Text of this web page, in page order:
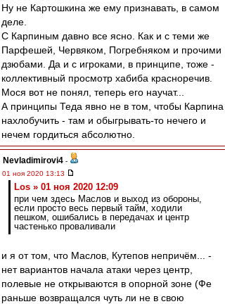
Ну не Картошкина же ему признавать, в самом
деле.
С Карпиным давно все ясно. Как и с теми же
Парфешей, Червяком, Погребняком и прочими
дзюбами. Да и с игроками, в принципе, тоже -
коллективный просмотр хабиба красноречив.
Мося вот не понял, теперь его научат...
А принципы Теда явно не в том, чтобы Карпина
нахлобучить - там и обыгрывать-то нечего и
нечем гордиться абсолютно.
Nevladimirovi4 -
01 ноя 2020 13:13
Los » 01 ноя 2020 12:09
при чем здесь Маслов и выход из обороны,
если просто весь первый тайм, ходили
пешком, ошибались в передачах и центр
частенько проваливали
и я от том, что Маслов, Кутепов непричём... -
нет вариантов начала атаки через центр,
полевые не открываются в опорной зоне (Фе
раньше возвращался чуть ли не в свою